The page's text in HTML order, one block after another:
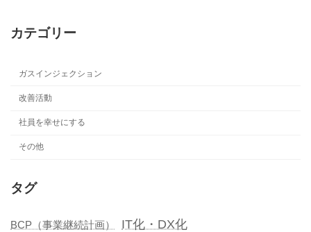
カテゴリー
ガスインジェクション
改善活動
社員を幸せにする
その他
タグ
BCP（事業継続計画） IT化・DX化